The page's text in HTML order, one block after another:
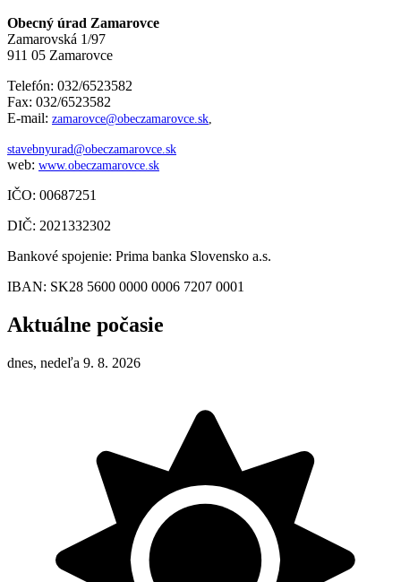
Obecný úrad Zamarovce
Zamarovská 1/97
911 05 Zamarovce
Telefón: 032/6523582
Fax: 032/6523582
E-mail: zamarovce@obeczamarovce.sk
stavebnyurad@obeczamarovce.sk
web: www.obeczamarovce.sk
IČO: 00687251
DIČ: 2021332302
Bankové spojenie: Prima banka Slovensko a.s.
IBAN: SK28 5600 0000 0006 7207 0001
Aktuálne počasie
dnes, nedeľa 9. 8. 2026